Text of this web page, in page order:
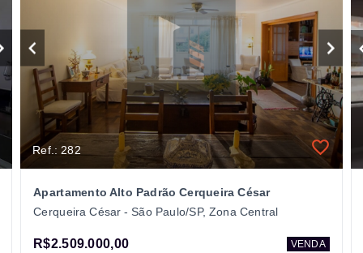
Ref.: 282
Apartamento Alto Padrão Cerqueira César
Cerqueira César - São Paulo/SP, Zona Central
R$2.509.000,00 VENDA